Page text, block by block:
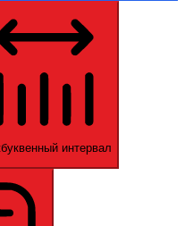
интервал